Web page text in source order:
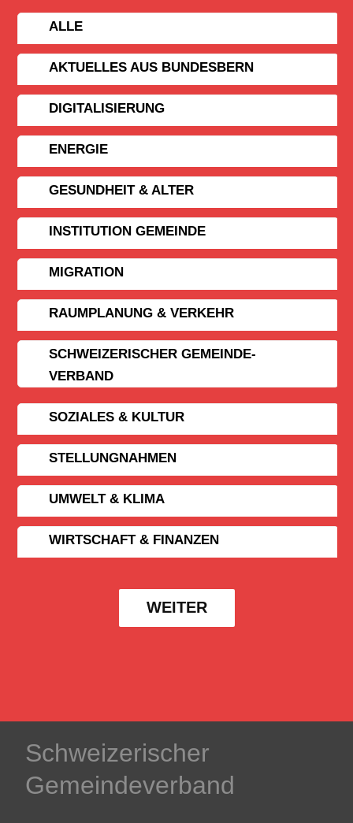
ALLE
AKTUELLES AUS BUNDESBERN
DIGITALISIERUNG
ENERGIE
GESUNDHEIT & ALTER
INSTITUTION GEMEINDE
MIGRATION
RAUMPLANUNG & VERKEHR
SCHWEIZERISCHER GEMEINDE­
VERBAND
SOZIALES & KULTUR
STELLUNGNAHMEN
UMWELT & KLIMA
WIRTSCHAFT & FINANZEN
WEITER
Schweizerischer
Gemeindeverband